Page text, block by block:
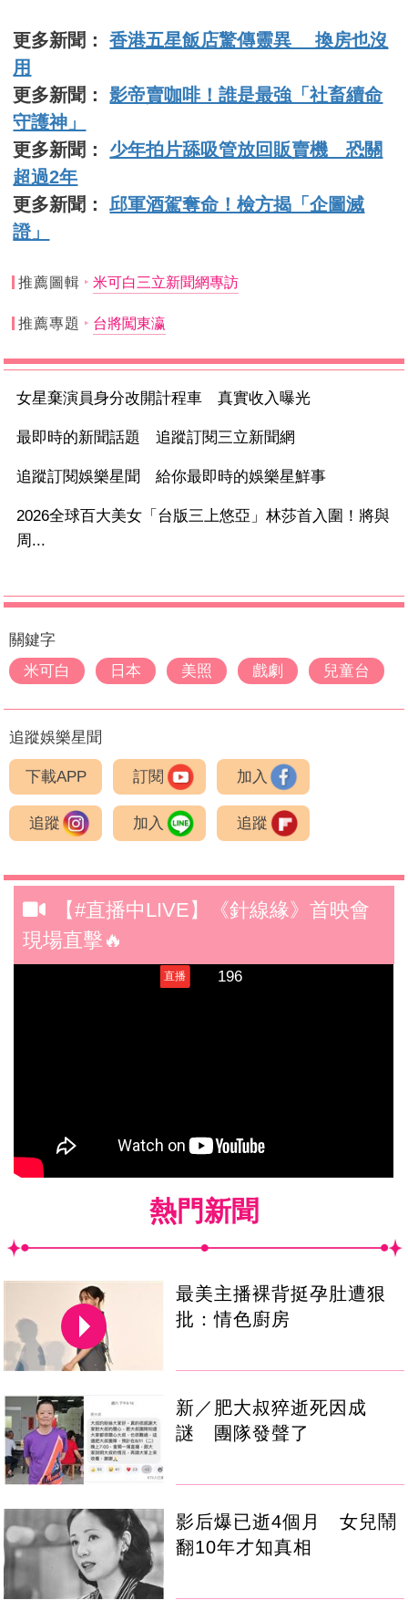
更多新聞：香港五星飯店驚傳靈異 換房也沒
用
更多新聞：影帝賣咖啡！誰是最強「社畜續命
守護神」
更多新聞： 少年拍片舔吸管放回販賣機 恐關
超過2年
更多新聞：邱軍酒駕奪命！檢方揭「企圖滅
證」
推薦圖輯 米可白三立新聞網專訪
推薦專題 台將闖東瀛
女星棄演員身分改開計程車 真實收入曝光
最即時的新聞話題 追蹤訂閱三立新聞網
追蹤訂閱娛樂星聞 給你最即時的娛樂星鮮事
2026全球百大美女「台版三上悠亞」林莎首入圍！將與
周...
關鍵字
米可白
日本 美照 戲劇 兒童台
追蹤娛樂星聞
下載APP 訂閱 加入
追蹤 加入 追蹤
【#直播中LIVE】《針線緣》首映會
現場直擊🔥
熱門新聞
最美主播裸背挺孕肚遭狠
批：情色廚房
新／肥大叔猝逝死因成
謎 團隊發聲了
影后爆已逝4個月 女兒鬧
翻10年才知真相